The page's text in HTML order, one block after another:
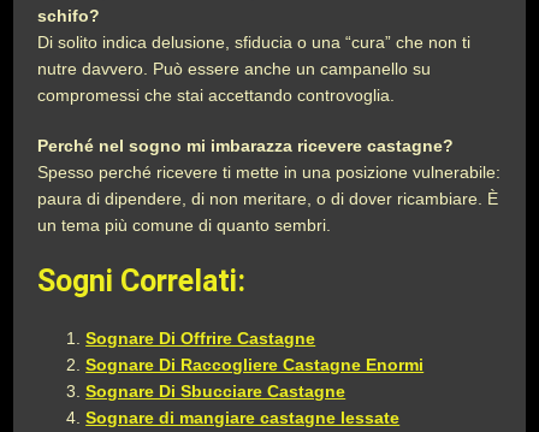
schifo?
Di solito indica delusione, sfiducia o una “cura” che non ti
nutre davvero. Può essere anche un campanello su
compromessi che stai accettando controvoglia.
Perché nel sogno mi imbarazza ricevere castagne?
Spesso perché ricevere ti mette in una posizione vulnerabile:
paura di dipendere, di non meritare, o di dover ricambiare. È
un tema più comune di quanto sembri.
Sogni Correlati:
Sognare Di Offrire Castagne
Sognare Di Raccogliere Castagne Enormi
Sognare Di Sbucciare Castagne
Sognare di mangiare castagne lessate